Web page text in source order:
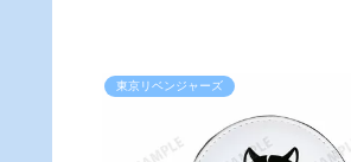
東京リベンジャーズ